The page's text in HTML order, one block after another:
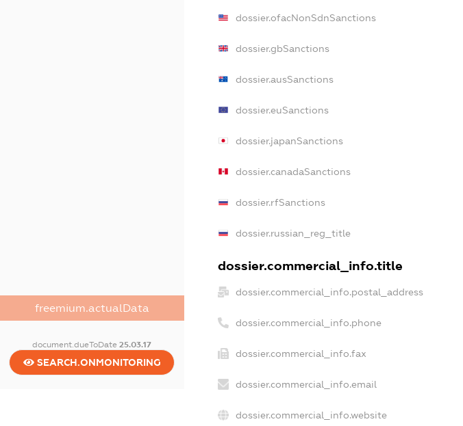
freemium.actualData
document.dueToDate25.03.17
SEARCH.ONMONITORING
dossier.ofacNonSdnSanctions
dossier.gbSanctions
dossier.ausSanctions
dossier.euSanctions
dossier.japanSanctions
dossier.canadaSanctions
dossier.rfSanctions
dossier.russian_reg_title
dossier.commercial_info.title
dossier.commercial_info.postal_address
dossier.commercial_info.phone
dossier.commercial_info.fax
dossier.commercial_info.email
dossier.commercial_info.website